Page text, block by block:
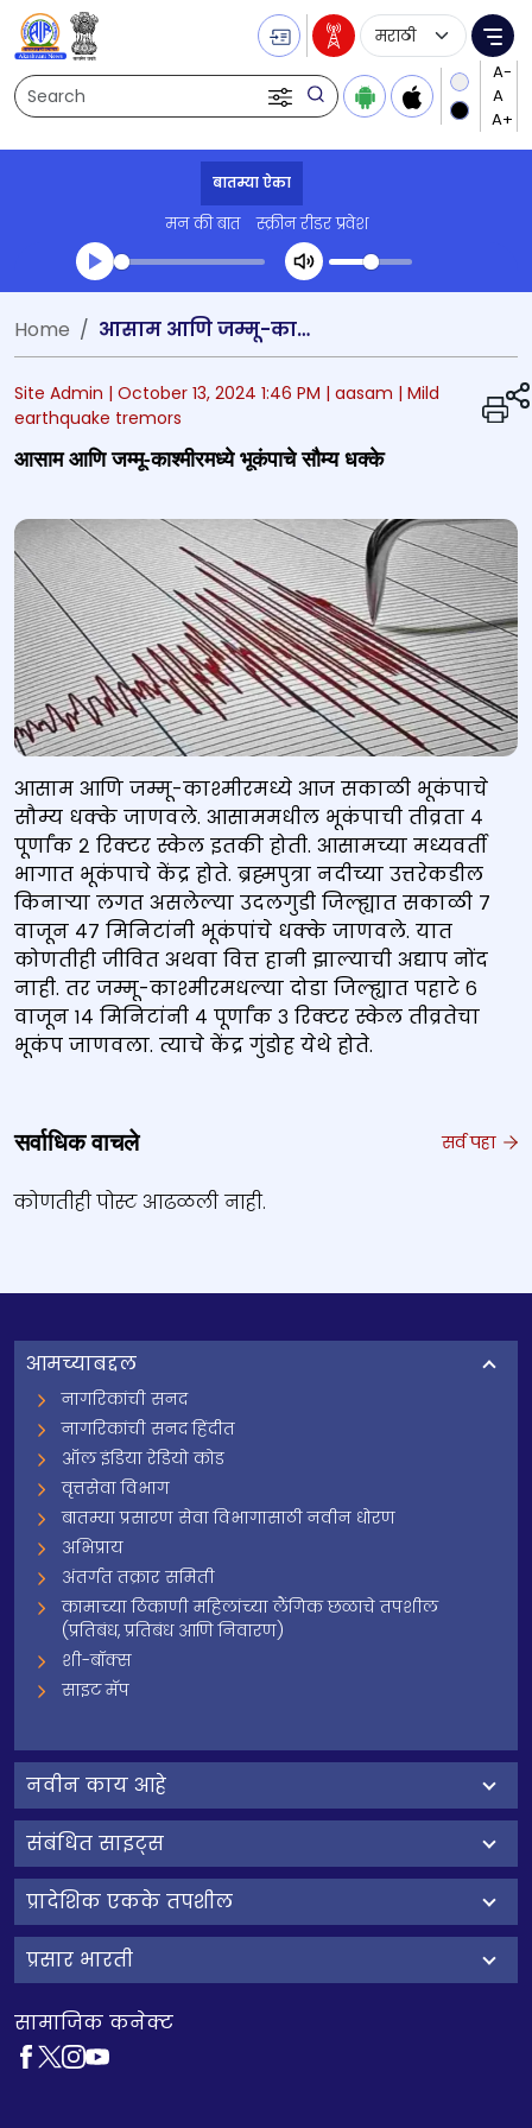
Search
Language
बातम्या ऐका
मन की बात स्क्रीन रीडर प्रवेश
Transcript summary
प्ले ऑडिओ
Home आसाम आणि जम्मू-काश्मीरमध्ये भूकंपाचे सौम्य धक्के
Site Admin | October 13, 2024 1:46 PM | aasam | Mild
earthquake tremors
आसाम आणि जम्मू-काश्मीरमध्ये भूकंपाचे सौम्य धक्के
आसाम आणि जम्मू-काश्मीरमध्ये आज सकाळी भूकंपाचे
सौम्य धक्के जाणवले. आसाममधील भूकंपाची तीव्रता ४
पूर्णांक २ रिक्टर स्केल इतकी होती. आसामच्या मध्यवर्ती
भागात भूकंपाचे केंद्र होते. ब्रह्मपुत्रा नदीच्या उत्तरेकडील
किनाऱ्या लगत असलेल्या उदलगुडी जिल्ह्यात सकाळी ७
वाजून ४७ मिनिटांनी भूकंपांचे धक्के जाणवले. यात
कोणतीही जीवित अथवा वित्त हानी झाल्याची अद्याप नोंद
नाही. तर जम्मू-काश्मीरमधल्या दोडा जिल्ह्यात पहाटे ६
वाजून १४ मिनिटांनी ४ पूर्णांक ३ रिक्टर स्केल तीव्रतेचा
भूकंप जाणवला. त्याचे केंद्र गुंडोह येथे होते.
सर्वाधिक वाचले सर्व पहा
कोणतीही पोस्ट आढळली नाही.
आमच्याबद्दल
नागरिकांची सनद
नागरिकांची सनद हिंदीत
ऑल इंडिया रेडियो कोड
वृत्तसेवा विभाग
बातम्या प्रसारण सेवा विभागासाठी नवीन धोरण
अभिप्राय
अंतर्गत तक्रार समिती
कामाच्या ठिकाणी महिलांच्या लैंगिक छळाचे तपशील
(प्रतिबंध, प्रतिबंध आणि निवारण)
शी-बॉक्स
साइट मॅप
नवीन काय आहे
संबंधित साइट्स
प्रादेशिक एकके तपशील
प्रसार भारती
सामाजिक कनेक्ट